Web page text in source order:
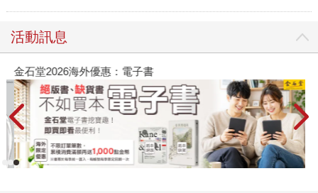
活動訊息
金石堂2026海外優惠：電子書